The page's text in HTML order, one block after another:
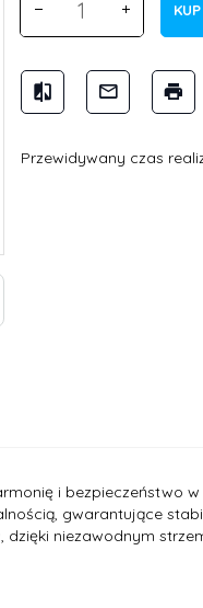
Przewidywany czas
i bezpieczeństwo w
gwarantujące
niezawodnym